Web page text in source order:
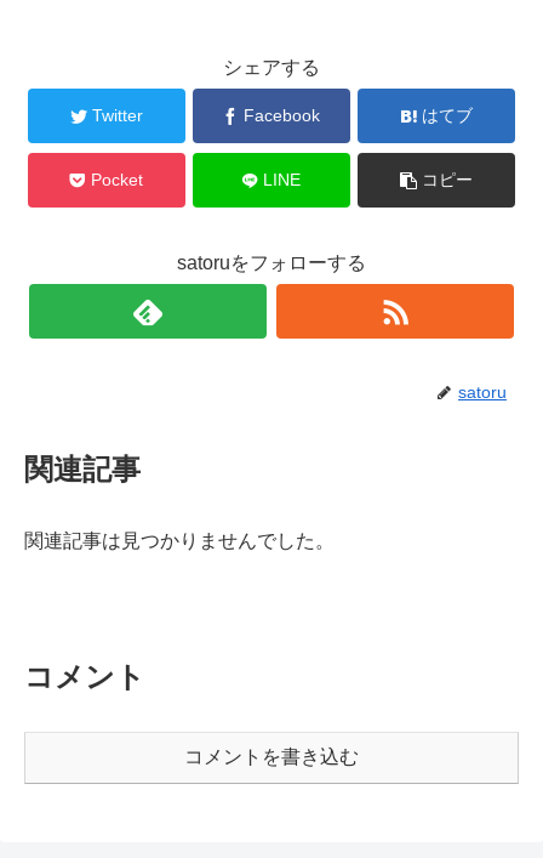
シェアする
Twitter Facebook はてブ
Pocket LINE コピー
satoruをフォローする
satoru
関連記事
関連記事は見つかりませんでした。
コメント
コメントを書き込む